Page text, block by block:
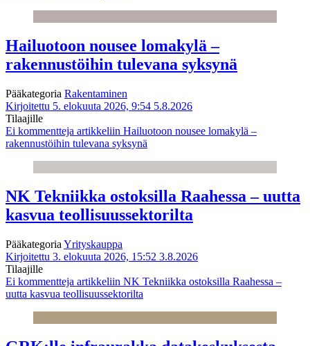
Hailuotoon nousee lomakylä –
rakennustöihin tulevana syksynä
Pääkategoria Rakentaminen
Kirjoitettu 5. elokuuta 2026, 9:54 5.8.2026
Tilaajille
Ei kommentteja artikkeliin Hailuotoon nousee lomakylä –
rakennustöihin tulevana syksynä
NK Tekniikka ostoksilla Raahessa – uutta
kasvua teollisuussektorilta
Pääkategoria Yrityskauppa
Kirjoitettu 3. elokuuta 2026, 15:52 3.8.2026
Tilaajille
Ei kommentteja artikkeliin NK Tekniikka ostoksilla Raahessa –
uutta kasvua teollisuussektorilta